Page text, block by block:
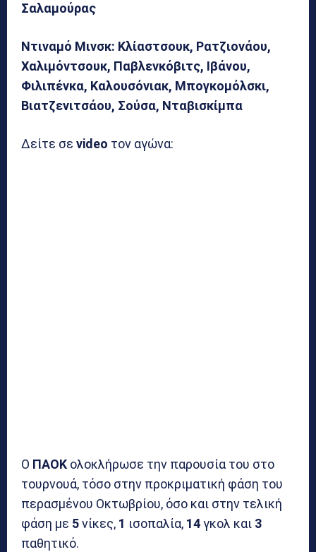
Σαλαμούρας
Ντιναμό Μινσκ: Κλίαστσουκ, Ρατζιονάου,
Χαλιμόντσουκ, Παβλενκόβιτς, Ιβάνου,
Φιλιπένκα, Καλουσόνιακ, Μπογκομόλσκι,
Βιατζενιτσάου, Σούσα, Νταβισκίμπα
Δείτε σε video τον αγώνα:
Ο ΠΑΟΚ ολοκλήρωσε την παρουσία του στο
τουρνουά, τόσο στην προκριματική φάση του
περασμένου Οκτωβρίου, όσο και στην τελική
φάση με 5νίκες, 1 ισοπαλία, 14γκολ και 3
παθητικό.